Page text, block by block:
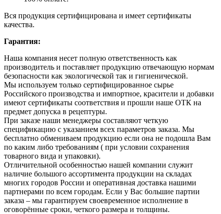
Вся продукция сертифицирована и имеет сертификаты
качества.
Гарантия:
Наша компания несет полную ответственность как
производитель и поставляет продукцию отвечающую нормам
безопасности как экологической так и гигиенической.
Мы используем только сертифицированное сырье
Российского производства и импортное, красители и добавки
имеют сертификаты соответствия и прошли наше ОТК на
предмет допуска в рецептуры.
При заказе наши менеджеры составляют четкую
спецификацию с указанием всех параметров заказа. Мы
бесплатно обмениваем продукцию если она не подошла Вам
по каким либо требованиям ( при условии сохранения
товарного вида и упаковки).
Отличительной особенностью нашей компании служит
наличие большого ассортимента продукции на складах
многих городов России и оперативная доставка нашими
партнерами по всем городам. Если у Вас большие партии
заказа – мы гарантируем своевременное исполнение в
оговорённые сроки, четкого размера и толщины.